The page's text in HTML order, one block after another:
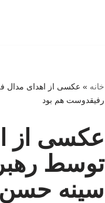
خانه » عکسی از اهدای مدال
رفیقدوست هم بود
عکسی از
توسط
سینه